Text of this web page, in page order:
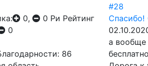
0, 0 Ри Рейтинг
0
86
#28
Спасибо!
а вообще